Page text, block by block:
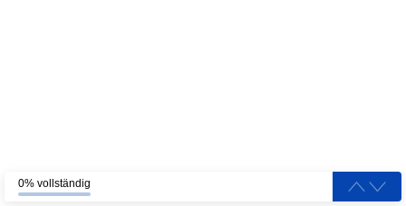
0% vollständig